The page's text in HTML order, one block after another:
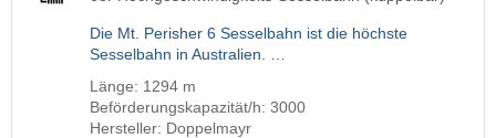
Die Mt. Perisher 6 Sesselbahn ist die höchste
Sesselbahn in Australien. …
Länge: 1294 m
Beförderungskapazität/h: 3000
Hersteller: Doppelmayr